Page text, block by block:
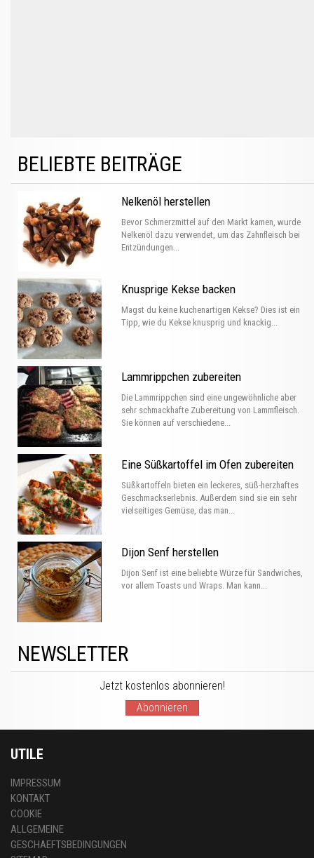
BELIEBTE BEITRÄGE
Nelkenöl herstellen
Bevor Schmerzmittel auf den Markt kamen, wurde
Nelkenöl dazu verwendet, um das Zahnfleisch bei
Entzündungen...
Knusprige Kekse backen
Magst du keine kuchenartigen Kekse? Dies ist ein
Tipp, wie du Kekse knusprig und knackig...
Lammrippchen zubereiten
Die Lammrippchen sind eine ungewöhnliche aber
sehr schmackhafte Zubereitung von Lammfleisch.
Sie können auf verschiedene...
Eine Süßkartoffel im Ofen zubereiten
Süßkartoffeln bieten ein leckeres, süß-herzhaftes
Geschmackserlebnis. Außerdem sind sie ein sehr
vielseitiges Gemüse, das man...
Dijon Senf herstellen
Dijon Senf ist eine beliebte Würze für Sandwiches,
vor allem Toasts und Wraps. Man kann...
NEWSLETTER
Jetzt kostenlos abonnieren!
Abonnieren
UTILE
IMPRESSUM
KONTAKT
COOKIE
ALLGEMEINE
GESCHAEFTSBEDINGUNGEN